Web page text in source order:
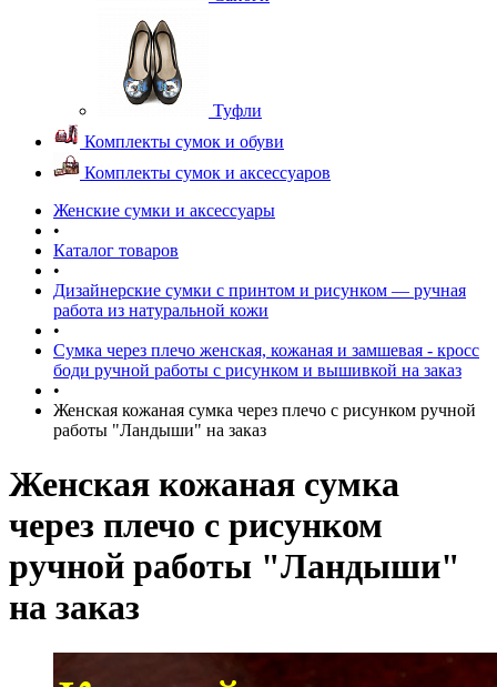
Туфли
Комплекты сумок и обуви
Комплекты сумок и аксессуаров
Женские сумки и аксессуары
•
Каталог товаров
•
Дизайнерские сумки с принтом и рисунком — ручная
работа из натуральной кожи
•
Сумка через плечо женская, кожаная и замшевая - кросс
боди ручной работы с рисунком и вышивкой на заказ
•
Женская кожаная сумка через плечо с рисунком ручной
работы "Ландыши" на заказ
Женская кожаная сумка
через плечо с рисунком
ручной работы "Ландыши"
на заказ